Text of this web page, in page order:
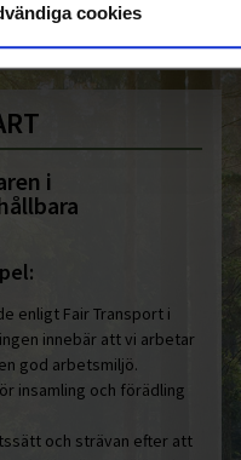
cookies
i
enligt Fair Transport i
innebär att vi arbetar
god arbetsmiljö.
insamling och förädling
och strävan efter att